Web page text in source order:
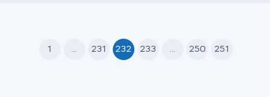
1 ... 231 232 233 ... 250 251